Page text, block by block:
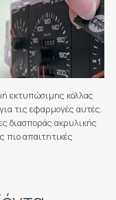
εκτυπώσιμης κόλλας
τις εφαρμογές αυτές.
διασποράς ακρυλικής
πιο απαιτητικές